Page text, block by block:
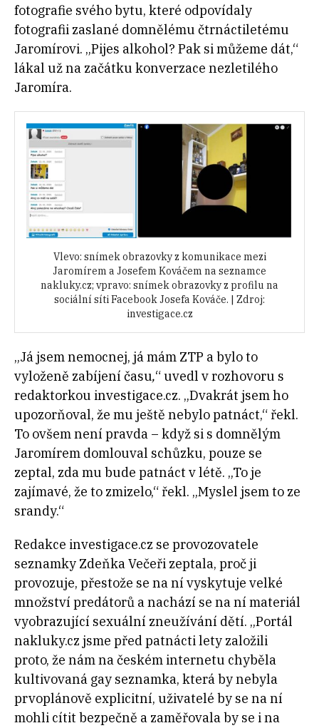
fotografie svého bytu, které odpovídaly
fotografii zaslané domnělému čtrnáctiletému
Jaromírovi. „Pijes alkohol? Pak si můžeme dát,“
lákal už na začátku konverzace nezletilého
Jaromíra.
Vlevo: snímek obrazovky z komunikace mezi
Jaromírem a Josefem Kováčem na seznamce
nakluky.cz; vpravo: snímek obrazovky z profilu na
sociální síti Facebook Josefa Kováče. | Zdroj:
investigace.cz
„Já jsem nemocnej, já mám ZTP a bylo to
vyloženě zabíjení času,“ uvedl v rozhovoru s
redaktorkou investigace.cz. „Dvakrát jsem ho
upozorňoval, že mu ještě nebylo patnáct,“ řekl.
To ovšem není pravda – když si s domnělým
Jaromírem domlouval schůzku, pouze se
zeptal, zda mu bude patnáct v létě. „To je
zajímavé, že to zmizelo,“ řekl. „Myslel jsem to ze
srandy.“
Redakce investigace.cz se provozovatele
seznamky Zdeňka Večeři zeptala, proč ji
provozuje, přestože se na ní vyskytuje velké
množství predátorů a nachází se na ní materiál
vyobrazující sexuální zneužívání dětí. „Portál
nakluky.cz jsme před patnácti lety založili
proto, že nám na českém internetu chyběla
kultivovaná gay seznamka, která by nebyla
prvoplánově explicitní, uživatelé by se na ní
mohli cítit bezpečně a zaměřovala by se i na